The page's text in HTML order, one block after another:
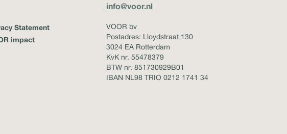
Statement
impact
info@voor.nl
VOOR bv
Postadres: Lloydstraat 130
3024 EA Rotterdam
KvK nr. 55478379
BTW nr. 851730929B01
IBAN NL98 TRIO 0212 1741 34